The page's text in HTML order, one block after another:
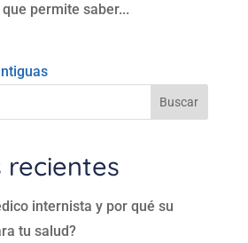
permite saber...
Buscar
recientes
internista y por qué su
tu salud?